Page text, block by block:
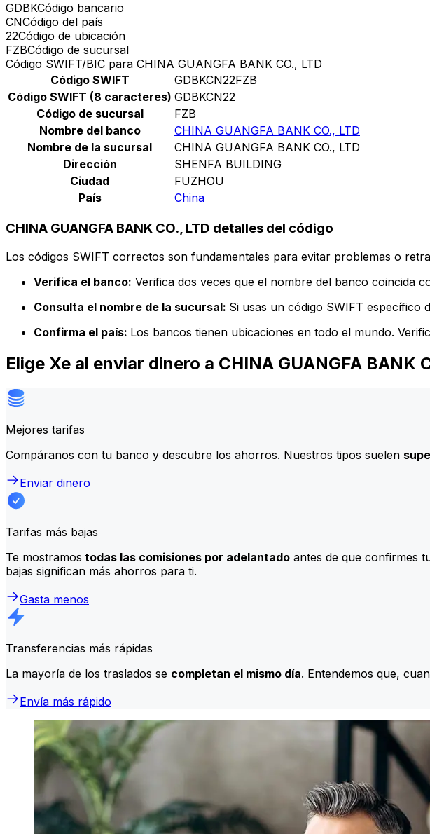
GDBKCódigo bancario
CNCódigo del país
22Código de ubicación
FZBCódigo de sucursal
Código SWIFT/BIC para CHINA GUANGFA BANK CO., LTD
Código SWIFT
GDBKCN22FZB
Código SWIFT (8 caracteres) GDBKCN22
Código de sucursal
FZB
Nombre del banco
CHINA GUANGFA BANK CO., LTD
Nombre de la sucursal
CHINA GUANGFA BANK CO., LTD
Dirección
SHENFA BUILDING
Ciudad
FUZHOU
País
China
CHINA GUANGFA BANK CO., LTD detalles del código
Los códigos SWIFT correctos son fundamentales para evitar problemas o
Verifica el banco: Verifica dos veces que el nombre del banco coincida
Consulta el nombre de la sucursal: Si usas un código SWIFT específico
Confirma el país: Los bancos tienen ubicaciones en todo el mundo.
Elige Xe al enviar dinero a CHINA GUANGFA BANK
Mejores tarifas
Compáranos con tu banco y descubre los ahorros. Nuestros tipos suelen
Enviar dinero
Tarifas más bajas
Te mostramos todas las comisiones por adelantado antes de que confirmes
bajas significan más ahorros para ti.
Gasta menos
Transferencias más rápidas
La mayoría de los traslados se completan el mismo día. Entendemos que,
Envía más rápido